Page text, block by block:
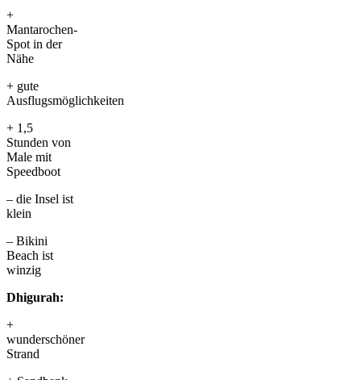
+
Mantarochen-
Spot in der
Nähe
+ gute
Ausflugsmöglichkeiten
+ 1,5
Stunden von
Male mit
Speedboot
– die Insel ist
klein
– Bikini
Beach ist
winzig
Dhigurah:
+
wunderschöner
Strand